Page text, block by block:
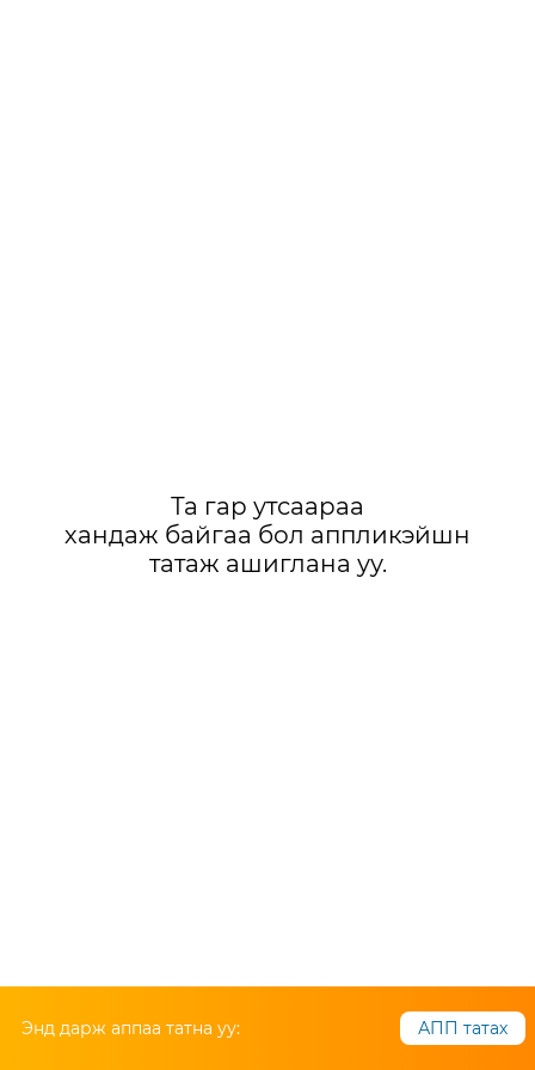
Та гар утсаараа
хандаж байгаа бол аппликэйшн
татаж ашиглана уу.
Энд дарж аппаа татна уу: АПП татах